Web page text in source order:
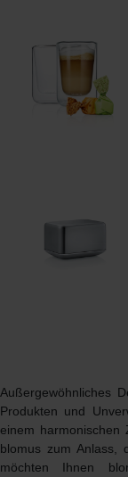
Außergewöhnliches
Produkten und
einem
blomus zum Anlass,
möchten Ihnen